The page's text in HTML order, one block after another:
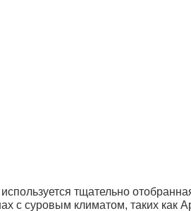
тщательно
с суровым климатом, таких как